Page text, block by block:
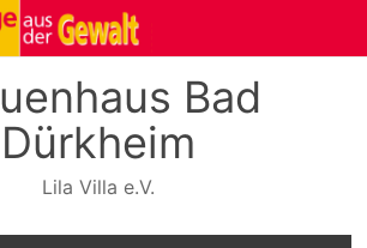
Bad
Dürkheim
Lila Villa e.V.